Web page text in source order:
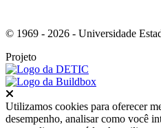
© 1969 - 2026 - Universidade
Projeto
Utilizamos cookies para oferecer
desempenho, analisar como você